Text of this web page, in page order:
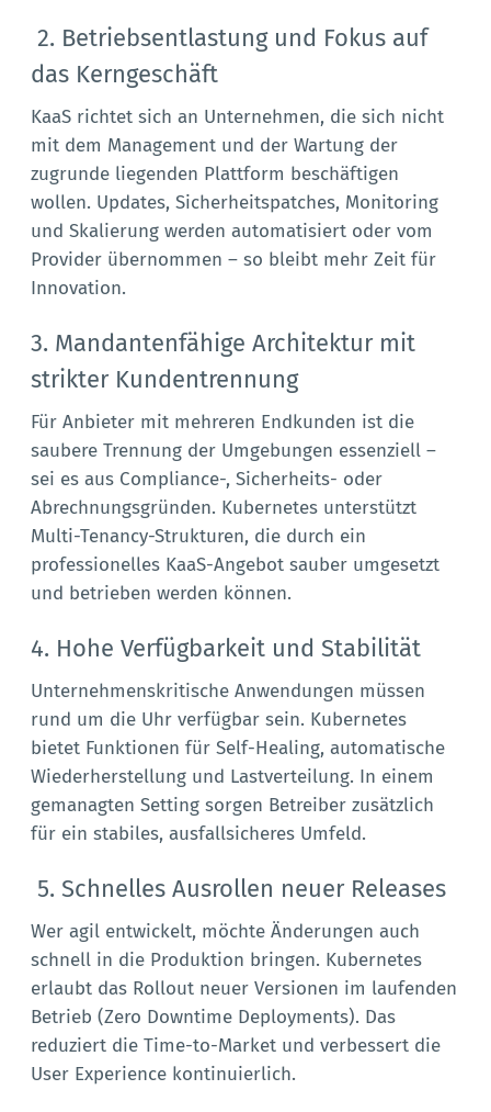
2. Betriebsentlastung und Fokus auf
das Kerngeschäft
KaaS richtet sich an Unternehmen, die sich nicht
mit dem Management und der Wartung der
zugrunde liegenden Plattform beschäftigen
wollen. Updates, Sicherheitspatches, Monitoring
und Skalierung werden automatisiert oder vom
Provider übernommen – so bleibt mehr Zeit für
Innovation.
3. Mandantenfähige Architektur mit
strikter Kundentrennung
Für Anbieter mit mehreren Endkunden ist die
saubere Trennung der Umgebungen essenziell –
sei es aus Compliance-, Sicherheits- oder
Abrechnungsgründen. Kubernetes unterstützt
Multi-Tenancy-Strukturen, die durch ein
professionelles KaaS-Angebot sauber umgesetzt
und betrieben werden können.
4. Hohe Verfügbarkeit und Stabilität
Unternehmenskritische Anwendungen müssen
rund um die Uhr verfügbar sein. Kubernetes
bietet Funktionen für Self-Healing, automatische
Wiederherstellung und Lastverteilung. In einem
gemanagten Setting sorgen Betreiber zusätzlich
für ein stabiles, ausfallsicheres Umfeld.
5. Schnelles Ausrollen neuer Releases
Wer agil entwickelt, möchte Änderungen auch
schnell in die Produktion bringen. Kubernetes
erlaubt das Rollout neuer Versionen im laufenden
Betrieb (Zero Downtime Deployments). Das
reduziert die Time-to-Market und verbessert die
User Experience kontinuierlich.